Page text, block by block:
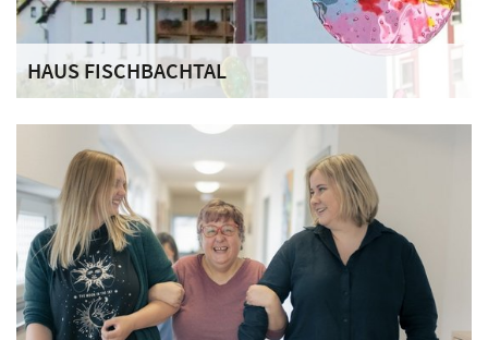
HAUS FISCHBACHTAL
sich ebenfalls in Kronach und gehört wie Haus St. Georg zu
den Ordenswerken. Als Schwesternhaus steht es in engem
Austausch mit Haus St. Georg. Aktuell erfolgen
Organisation und Aufnahme für Haus St. Georg über das
Haus Fischbachtal.